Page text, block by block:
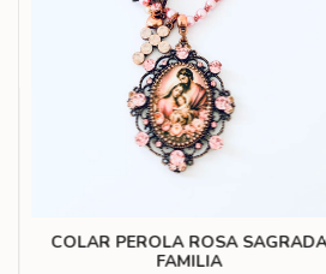
COLAR SANTOS OURO VELHO